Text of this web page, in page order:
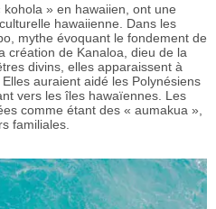
» en hawaiien, ont une
hawaiienne. Dans les
mythe évoquant le fondement de
création de Kanaloa, dieu de la
divins, elles apparaissent à
auraient aidé les Polynésiens
vers les îles hawaïennes. Les
comme étant des « aumakua »,
familiales.